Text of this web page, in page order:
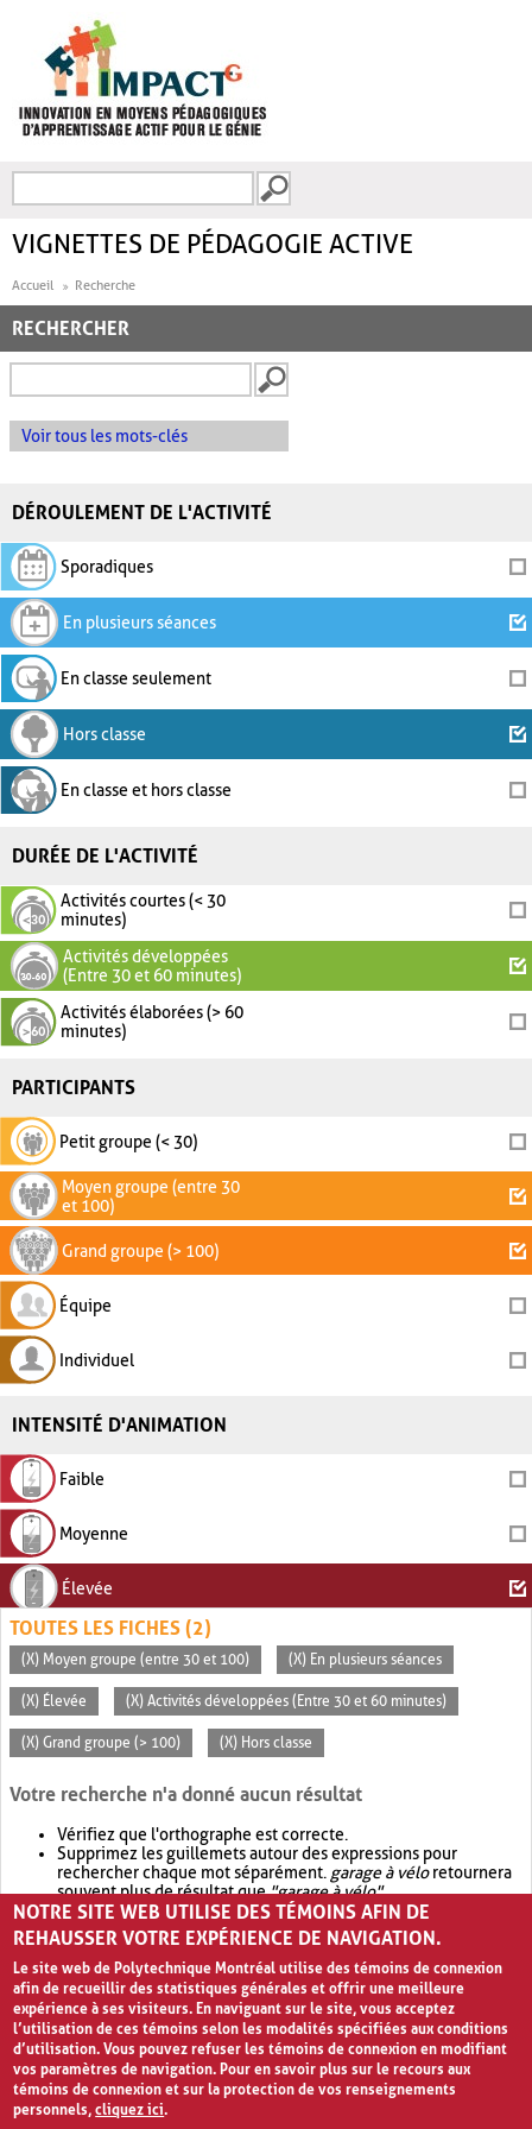
FORMULAIRE DE
VIGNETTES DE PÉDAGOGIE ACTIVE
Accueil Recherche
RECHERCHER
Voir tous les mots-clés
DÉROULEMENT DE L'ACTIVITÉ
Sporadiques
En plusieurs séances
En classe seulement
Hors classe
En classe et hors classe
DURÉE DE L'ACTIVITÉ
Activités courtes (< 30
minutes)
Activités développées
(Entre 30 et 60 minutes)
Activités élaborées (> 60
minutes)
PARTICIPANTS
Petit groupe (< 30)
Moyen groupe (entre 30
et 100)
Grand groupe (> 100)
Équipe
Individuel
INTENSITÉ D'ANIMATION
Faible
Moyenne
Élevée
TOUTES LES FICHES (2)
(X) Moyen groupe (entre 30 et 100) (X) En plusieurs séances
(X) Élevée (X) Activités développées (Entre 30 et 60 minutes)
(X) Grand groupe (> 100) (X) Hors classe
Votre recherche n'a donné aucun résultat
Vérifiez que l'orthographe est correcte.
Supprimez les guillemets autour des expressions pour
rechercher chaque mot séparément. garage à véloretournera
souvent plus de résultat que"garage à vélo".
Envisagez d'élargir votre recherche avec OR.garage OR vélo
retournera souvent plus de résultat quegarage à vélo
NOTRE SITE WEB UTILISE DES TÉMOINS AFIN DE
REHAUSSER VOTRE EXPÉRIENCE DE NAVIGATION.
Le site web de Polytechnique Montréal utilise des témoins de connexion
afin de recueillir des statistiques générales et offrir une meilleure
expérience à ses visiteurs. En naviguant sur le site, vous acceptez
l’utilisation de ces témoins selon les modalités spécifiées aux conditions
d’utilisation. Vous pouvez refuser les témoins de connexion en modifiant
vos paramètres de navigation. Pour en savoir plus sur le recours aux
témoins de connexion et sur la protection de vos renseignements
personnels,cliquez ici.